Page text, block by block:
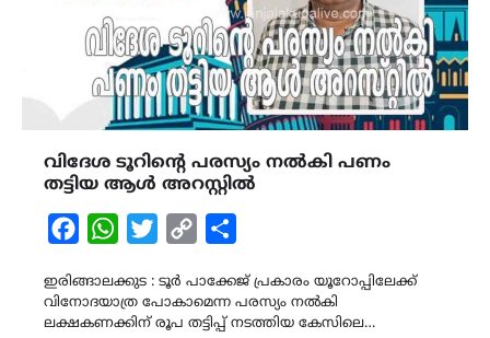
വിദേശ ടൂറിന്റെ പരസ്യം നൽകി പണം
തട്ടിയ ആൾ അറസ്റ്റിൽ
FacebookWhatsAppTwitterCopy
ഇരിങ്ങാലക്കുട : ടൂർ പാക്കേജ് പ്രകാരം യൂറോപ്പിലേക്ക്
വിനോദയാത്ര പോകാമെന്ന പരസ്യം നൽകി
ലക്ഷകണക്കിന് രൂപ തട്ടിപ്പ് നടത്തിയ കേസിലെ…